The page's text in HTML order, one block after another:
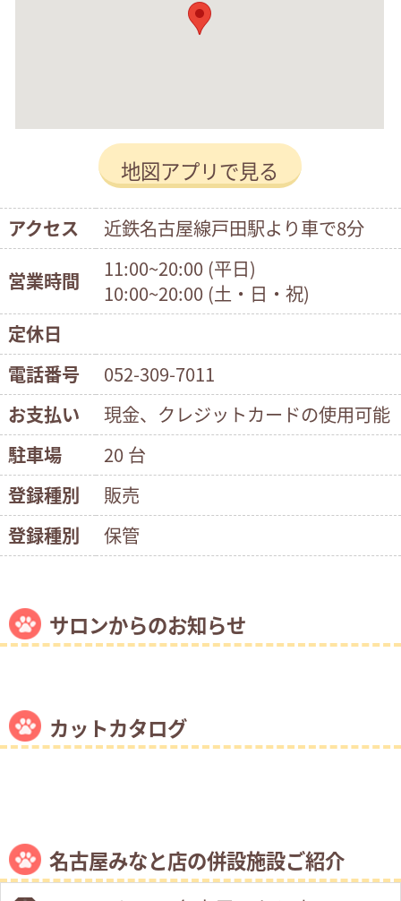
地図アプリで見る
アクセス 近鉄名古屋線戸田駅より車で8分
営業時間
11:00~20:00 (平日)
10:00~20:00 (土・日・祝)
定休日
電話番号
052-309-7011
お支払い
現金、クレジットカードの使用可能
駐車場
20 台
登録種別
販売
登録種別
保管
サロンからのお知らせ
カットカタログ
名古屋みなと店の併設施設ご紹介